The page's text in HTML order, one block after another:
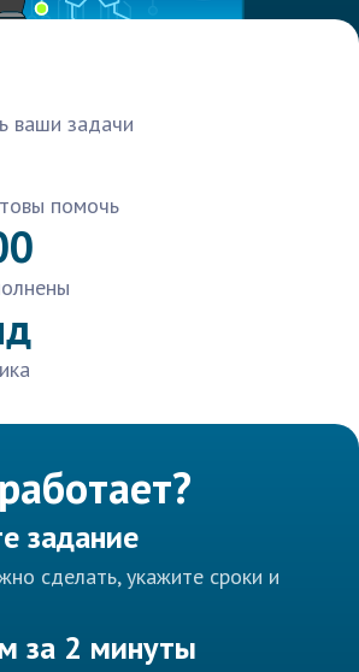
ваши задачи
помочь
задание
сделать, укажите сроки и
за 2 минуты